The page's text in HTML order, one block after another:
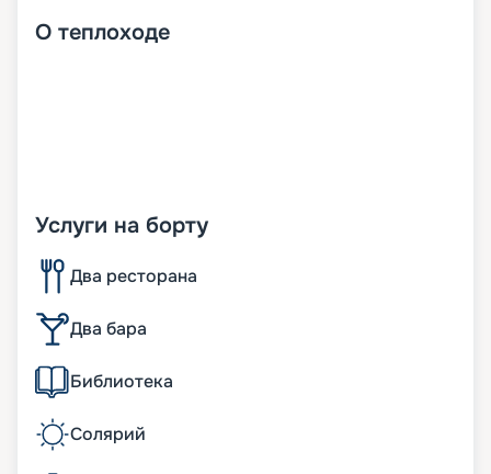
О теплоходе
Услуги на борту
Два ресторана
Два бара
Библиотека
Солярий